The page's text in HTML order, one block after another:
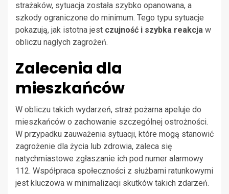
strażaków, sytuacja została szybko opanowana, a
szkody ograniczone do minimum. Tego typu sytuacje
pokazują, jak istotna jest czujność i szybka reakcja w
obliczu nagłych zagrożeń.
Zalecenia dla
mieszkańców
W obliczu takich wydarzeń, straż pożarna apeluje do
mieszkańców o zachowanie szczególnej ostrożności.
W przypadku zauważenia sytuacji, które mogą stanowić
zagrożenie dla życia lub zdrowia, zaleca się
natychmiastowe zgłaszanie ich pod numer alarmowy
112. Współpraca społeczności z służbami ratunkowymi
jest kluczowa w minimalizacji skutków takich zdarzeń.